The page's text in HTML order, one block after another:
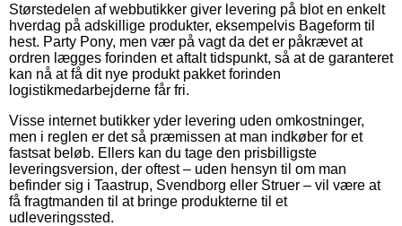
Størstedelen af webbutikker giver levering på blot en enkelt
hverdag på adskillige produkter, eksempelvis Bageform til
hest. Party Pony, men vær på vagt da det er påkrævet at
ordren lægges forinden et aftalt tidspunkt, så at de garanteret
kan nå at få dit nye produkt pakket forinden
logistikmedarbejderne får fri.
Visse internet butikker yder levering uden omkostninger,
men i reglen er det så præmissen at man indkøber for et
fastsat beløb. Ellers kan du tage den prisbilligste
leveringsversion, der oftest – uden hensyn til om man
befinder sig i Taastrup, Svendborg eller Struer – vil være at
få fragtmanden til at bringe produkterne til et
udleveringssted.